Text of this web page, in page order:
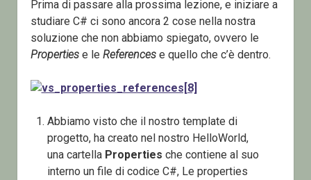
Prima di passare alla prossima lezione, e iniziare a
studiare C# ci sono ancora 2 cose nella nostra
soluzione che non abbiamo spiegato, ovvero le
Propertiese le Referencese quello che c’è dentro.
Abbiamo visto che il nostro template di
progetto, ha creato nel nostro HelloWorld,
una cartella Properties che contiene al suo
interno un file di codice C#, Le properties